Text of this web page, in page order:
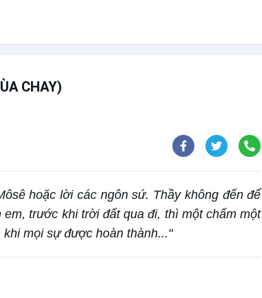
CHAY)
hoặc lời các ngôn sứ. Thầy không đến để
trước khi trời đất qua đi, thì một chấm một
mọi sự được hoàn thành..."